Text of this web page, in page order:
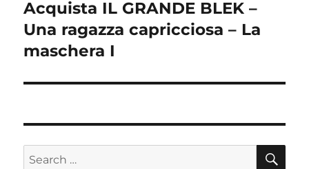
Next
post:
Acquista IL GRANDE BLEK –
Una ragazza capricciosa – La
maschera I
Search